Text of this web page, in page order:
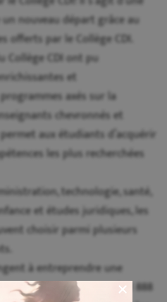
nouveau départ grâce au
offerts par le Collège CDI.
Collège CDI ont pu
et
axés sur la
chevronnés et
aux étudiants d’acquérir
les plus recherchées
technologie, santé,
et études juridiques, les
choisir parmi plusieurs
à entreprendre une
maintenant composer le 1 888